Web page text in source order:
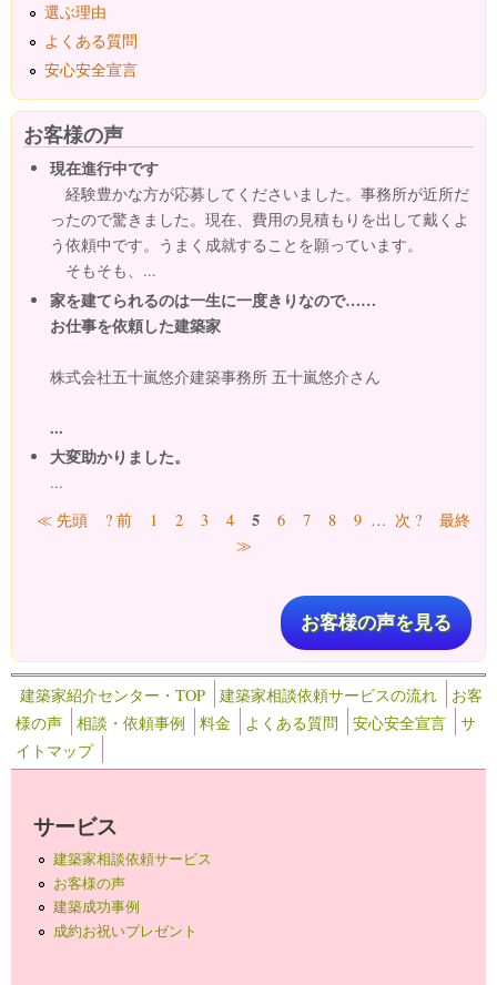
選ぶ理由
よくある質問
安心安全宣言
お客様の声
現在進行中です
経験豊かな方が応募してくださいました。事務所が近所だ
ったので驚きました。現在、費用の見積もりを出して戴くよ
う依頼中です。うまく成就することを願っています。
そもそも、...
家を建てられるのは一生に一度きりなので……
お仕事を依頼した建築家
株式会社五十嵐悠介建築事務所 五十嵐悠介さん
...
大変助かりました。
...
ページ
≪ 先頭 ? 前 1 2 3 4 5 6 7 8 9 … 次 ?
最終
≫
お客様の声を見る
建築家紹介センター・TOP 建築家相談依頼サービスの流れ
お客
様の声
相談・依頼事例 料金 よくある質問 安心安全宣言
サ
イトマップ
サービス
建築家相談依頼サービス
お客様の声
建築成功事例
成約お祝いプレゼント